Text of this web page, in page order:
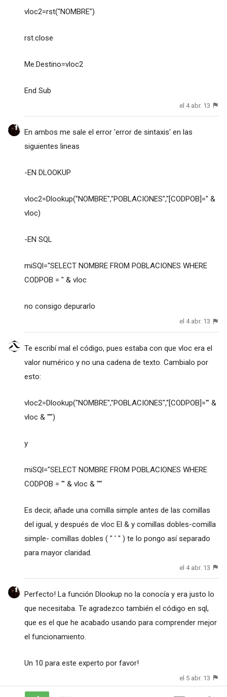
vloc2=rst("NOMBRE")
rst.close
Me.Destino=vloc2
End Sub
el 4 abr. 13
En ambos me sale el error 'error de sintaxis' en las
siguientes lineas
-EN DLOOKUP
vloc2=Dlookup("NOMBRE","POBLACIONES","[CODPOB]=" &
vloc)
-EN SQL
miSQl="SELECT NOMBRE FROM POBLACIONES WHERE
CODPOB = " & vloc
no consigo depurarlo
el 4 abr. 13
Te escribí mal el código, pues estaba con que vloc era el
valor numérico y no una cadena de texto. Cambialo por
esto:
vloc2=Dlookup("NOMBRE","POBLACIONES","[CODPOB]='" &
vloc & "'")
y
miSQl="SELECT NOMBRE FROM POBLACIONES WHERE
CODPOB = '" & vloc & "'"
Es decir, añade una comilla simple antes de las comillas
del igual, y después de vloc El & y comillas dobles-comilla
simple- comillas dobles ( " ' " ) te lo pongo así separado
para mayor claridad.
el 4 abr. 13
Perfecto! La función Dlookup no la conocía y era justo lo
que necesitaba. Te agradezco también el código en sql,
que es el que he acabado usando para comprender mejor
el funcionamiento.
Un 10 para este experto por favor!
el 5 abr. 13